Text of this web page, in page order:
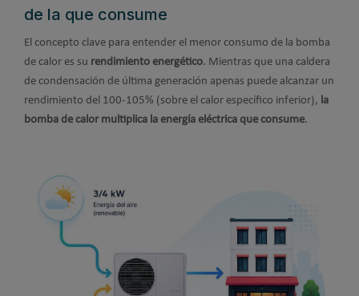
de la que consume
El concepto clave para entender el menor consumo de la bomba
de calor es su rendimiento energético. Mientras que una caldera
de condensación de última generación apenas puede alcanzar un
rendimiento del 100-105% (sobre el calor específico inferior), la
bomba de calor multiplica la energía eléctrica que consume.